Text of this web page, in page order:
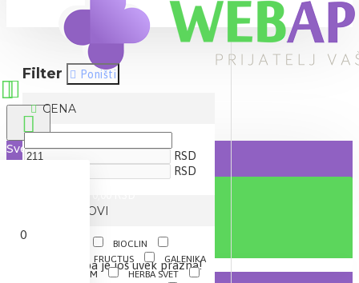
Sve
0
Vaša korpa je još uvek prazna!
Filter Poništi
CENA
RSD
RSD
BRENDOVI
BIOCLIN
FRUCTUS
GALENIKA
HEMOFARM
HERBA SVET